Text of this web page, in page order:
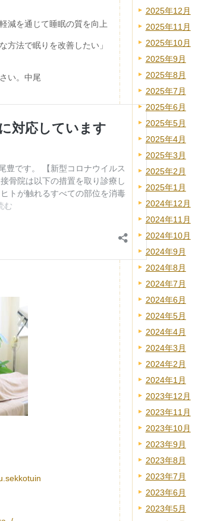
減を通じて睡眠の質を向上
方法で眠りを改善したい」
い。中尾
2025年12月
2025年11月
2025年10月
2025年9月
2025年8月
2025年7月
2025年6月
2025年5月
2025年4月
2025年3月
2025年2月
2025年1月
2024年12月
2024年11月
2024年10月
2024年9月
2024年8月
2024年7月
2024年6月
2024年5月
2024年4月
2024年3月
2024年2月
2024年1月
2023年12月
2023年11月
2023年10月
2023年9月
2023年8月
2023年7月
2023年6月
2023年5月